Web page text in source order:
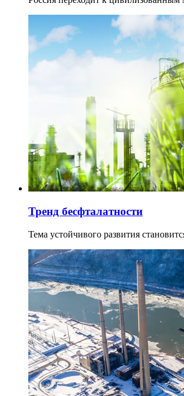
Тренд бесфталатности
Тема устойчивого развития